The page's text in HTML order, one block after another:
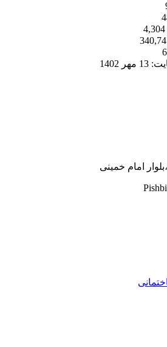
4,304
13 مهر 1402
امام خمینی